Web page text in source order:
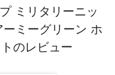
ミリタリーニッ
ーミーグリーン ホ
のレビュー